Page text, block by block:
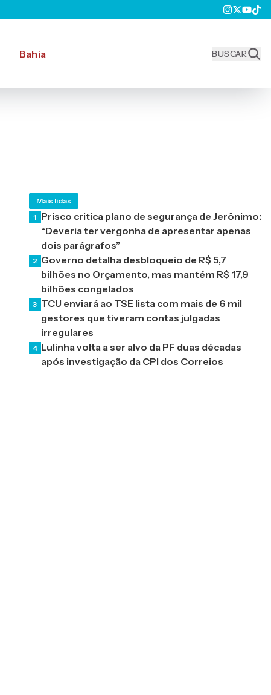
Bahia BUSCAR
Mais lidas
1 Prisco critica plano de segurança de Jerônimo:
“Deveria ter vergonha de apresentar apenas
dois parágrafos”
2 Governo detalha desbloqueio de R$ 5,7
bilhões no Orçamento, mas mantém R$ 17,9
bilhões congelados
3 TCU enviará ao TSE lista com mais de 6 mil
gestores que tiveram contas julgadas
irregulares
4 Lulinha volta a ser alvo da PF duas décadas
após investigação da CPI dos Correios